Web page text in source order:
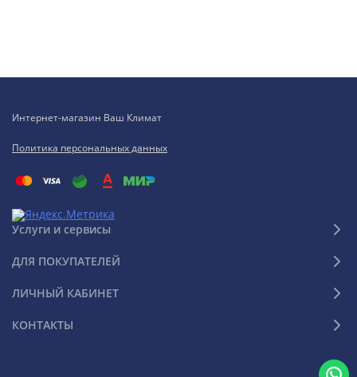
Интернет-магазин Ваш Климат
Политика персональных данных
Услуги и сервисы
ДЛЯ ПОКУПАТЕЛЕЙ
ЛИЧНЫЙ КАБИНЕТ
КОНТАКТЫ